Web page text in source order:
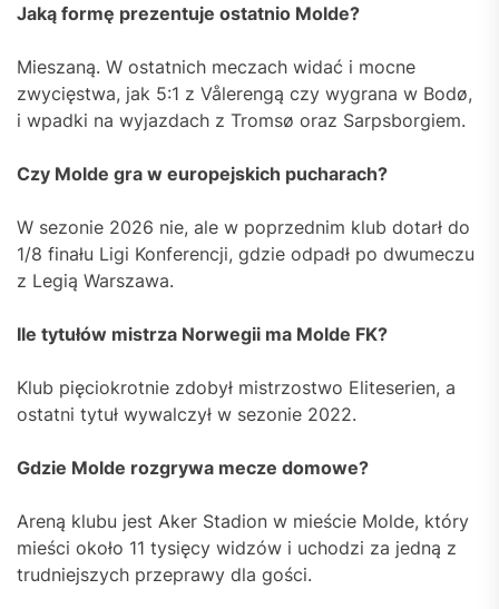
Jaką formę prezentuje ostatnio Molde?
Mieszaną. W ostatnich meczach widać i mocne
zwycięstwa, jak 5:1 z Vålerengą czy wygrana w Bodø,
i wpadki na wyjazdach z Tromsø oraz Sarpsborgiem.
Czy Molde gra w europejskich pucharach?
W sezonie 2026 nie, ale w poprzednim klub dotarł do
1/8 finału Ligi Konferencji, gdzie odpadł po dwumeczu
z Legią Warszawa.
Ile tytułów mistrza Norwegii ma Molde FK?
Klub pięciokrotnie zdobył mistrzostwo Eliteserien, a
ostatni tytuł wywalczył w sezonie 2022.
Gdzie Molde rozgrywa mecze domowe?
Areną klubu jest Aker Stadion w mieście Molde, który
mieści około 11 tysięcy widzów i uchodzi za jedną z
trudniejszych przeprawy dla gości.